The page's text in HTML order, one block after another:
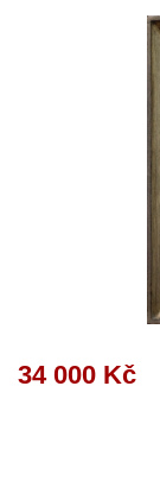
34 000 Kč